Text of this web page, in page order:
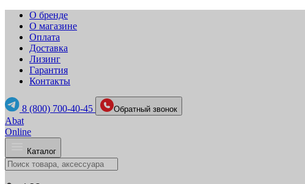
О бренде
О магазине
Оплата
Доставка
Лизинг
Гарантия
Контакты
8 (800) 700-40-45 Обратный звонок
Abat
Online
Каталог